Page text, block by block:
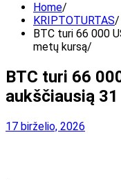
Home
KRIPTOTURTAS
BTC turi 66 000
metų kursą
BTC turi 66
aukščiausią
17 birželio, 2026